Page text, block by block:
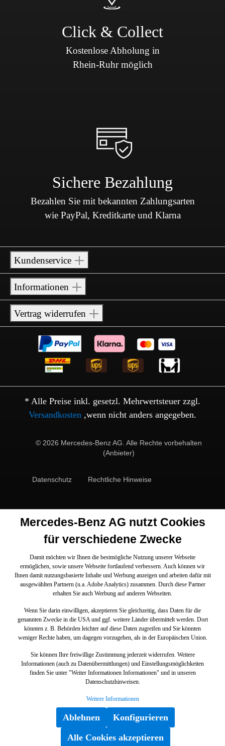
Click & Collect
Kostenlose Abholung in
Rhein-Ruhr möglich
Sichere Bezahlung
Bezahlen Sie mit bekannten Zahlungsarten
wie PayPal, Kreditkarte und Klarna
Kundenservice
Informationen
Vertrag widerrufen
* Alle Preise inkl. gesetzl. Mehrwertsteuer zzgl.
Versandkosten ,wenn nicht anders angegeben.
© 2026 Mercedes-Benz AG. Alle Rechte vorbehalten
(Anbieter)
Datenschutz Rechtliche Hinweise
Mercedes-Benz AG nutzt Cookies
für verschiedene Zwecke
Damit möchten wir Ihnen die bestmögliche Nutzung unserer Webseite
ermöglichen, sowie unsere Webseite fortlaufend verbessern. Auch können wir
Ihnen damit nutzungsbasierte Inhalte und Werbung anzeigen und arbeiten dafür mit
ausgewählten Partnern (u.a. Adobe Analytics) zusammen. Durch diese Partner
erhalten Sie auch Werbung auf anderen Webseiten.
Wenn Sie darin einwilligen, akzeptieren Sie gleichzeitig, dass Daten für die
genannten Zwecke in die USA und ggf. weitere Länder übermittelt werden. Dort
könnten z. B. Behörden leichter auf diese Daten zugreifen und Sie könnten
weniger Rechte haben, um dagegen vorzugehen, als in der Europäischen Union.
Sie können Ihre freiwillige Zustimmung jederzeit widerrufen. Weitere
Informationen (auch zu Datenübermittlungen) und Einstellungsmöglichkeiten
finden Sie unter "Weiter Informationen Informationen" und in unseren
Datenschutzhinweisen.
Weitere Informationen
Ablehnen
Konfigurieren
Alle Cookies akzeptieren